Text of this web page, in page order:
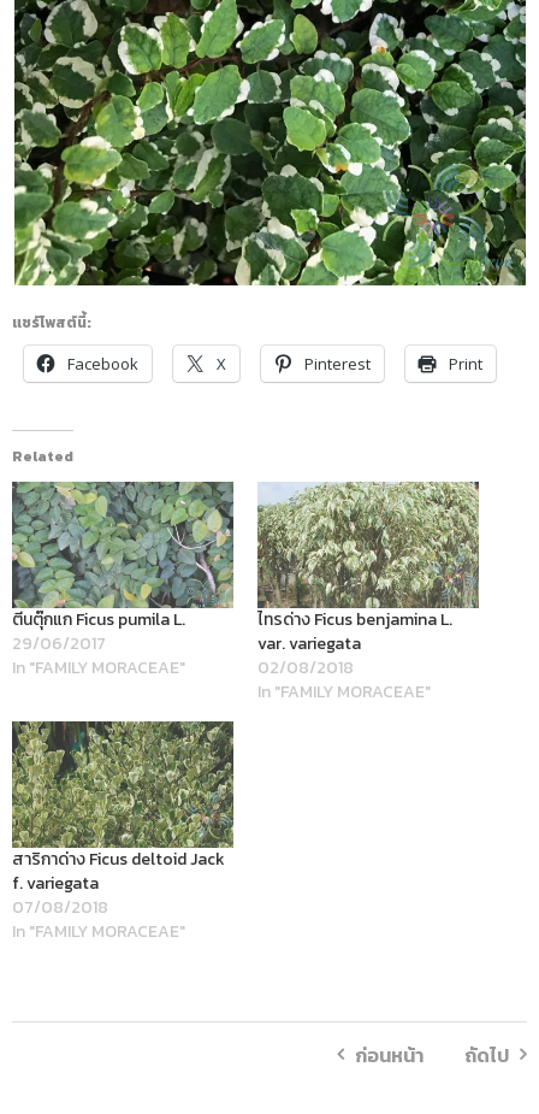
แชร์โพสต์นี้:
Facebook
X Pinterest Print
Related
ตีนตุ๊กแก Ficus pumila L.
29/06/2017
In "FAMILY MORACEAE"
ไทรด่าง Ficus benjamina L.
var. variegata
02/08/2018
In "FAMILY MORACEAE"
สาริกาด่าง Ficus deltoid Jack
f. variegata
07/08/2018
In "FAMILY MORACEAE"
ก่อนหน้า ถัดไป